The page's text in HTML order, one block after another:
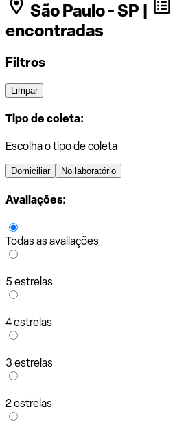
São Paulo - SP |
encontradas
Filtros
Limpar
Tipo de coleta:
Escolha o tipo de coleta
Domiciliar No laboratório
Avaliações:
Todas as avaliações
5 estrelas
4 estrelas
3 estrelas
2 estrelas